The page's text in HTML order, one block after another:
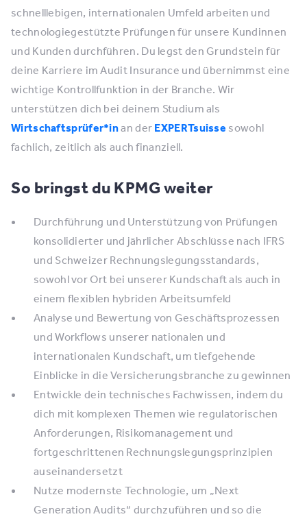
schnelllebigen, internationalen Umfeld arbeiten und
technologiegestützte Prüfungen für unsere Kundinnen
und Kunden durchführen. Du legst den Grundstein für
deine Karriere im Audit Insurance und übernimmst eine
wichtige Kontrollfunktion in der Branche. Wir
unterstützen dich bei deinem Studium als
Wirtschaftsprüfer*inan der EXPERTsuisse sowohl
fachlich, zeitlich als auch finanziell.
So bringst du KPMG weiter
Durchführung und Unterstützung von Prüfungen
konsolidierter und jährlicher Abschlüsse nach IFRS
und Schweizer Rechnungslegungsstandards,
sowohl vor Ort bei unserer Kundschaft als auch in
einem flexiblen hybriden Arbeitsumfeld
Analyse und Bewertung von Geschäftsprozessen
und Workflows unserer nationalen und
internationalen Kundschaft, um tiefgehende
Einblicke in die Versicherungsbranche zu gewinnen
Entwickle dein technisches Fachwissen, indem du
dich mit komplexen Themen wie regulatorischen
Anforderungen, Risikomanagement und
fortgeschrittenen Rechnungslegungsprinzipien
auseinandersetzt
Nutze modernste Technologie, um „Next
Generation Audits“ durchzuführen und so die